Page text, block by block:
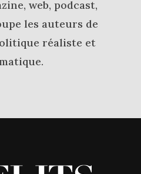
web, podcast,
les auteurs de
réaliste et